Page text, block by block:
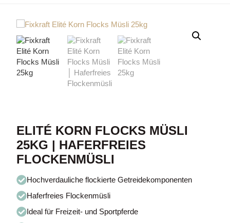
ELITÉ KORN FLOCKS MÜSLI
25KG | HAFERFREIES
FLOCKENMÜSLI
Hochverdauliche flockierte Getreidekomponenten
Haferfreies Flockenmüsli
Ideal für Freizeit- und Sportpferde